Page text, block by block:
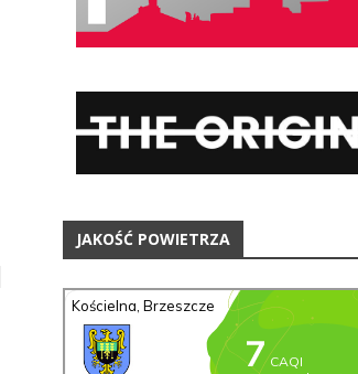
JAKOŚĆ POWIETRZA